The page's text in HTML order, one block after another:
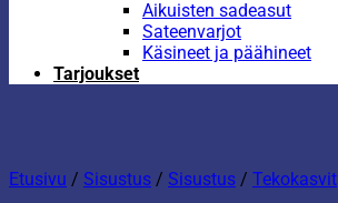
Aikuisten sadeasut
Sateenvarjot
Käsineet ja päähineet
Tarjoukset
Etusivu / Sisustus / Sisustus / Tekokasvit